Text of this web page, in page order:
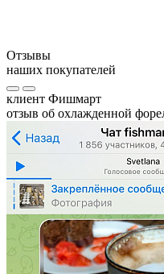
Отзывы
наших покупателей
клиент Фишмарт
отзыв об охлажденной